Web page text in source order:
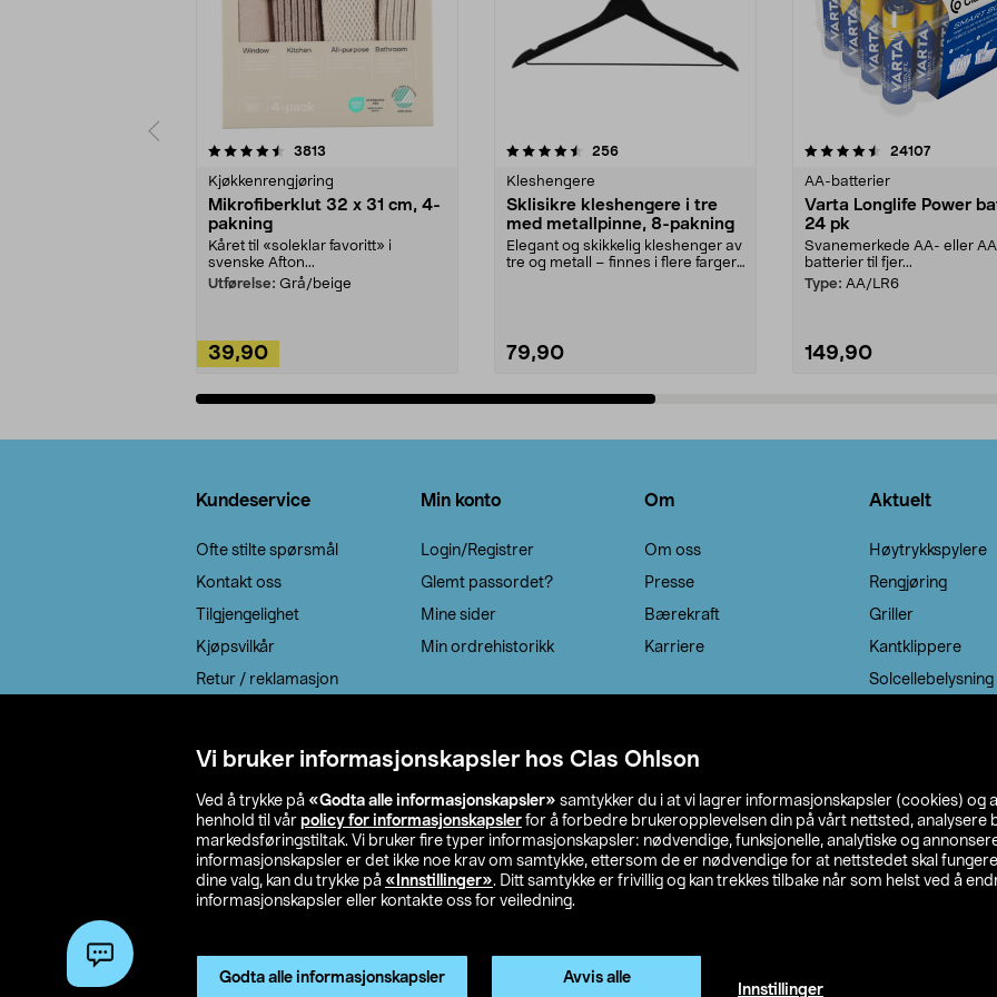
Vi bruker informasjonskapsler hos Clas Ohlson
Ved å trykke på «Godta alle informasjonskapsler» samtykker du i at vi lagrer informasjonskapsler (cookies) og
henhold til vår policy for informasjonskapsler for å forbedre brukeropplevelsen din på vårt nettsted, analysere
markedsføringstiltak. Vi bruker fire typer informasjonskapsler: nødvendige, funksjonelle, analytiske og
informasjonskapsler er det ikke noe krav om samtykke, ettersom de er nødvendige for at nettstedet skal
dine valg, kan du trykke på «Innstillinger». Ditt samtykke er frivillig og kan trekkes tilbake når som helst ved å
informasjonskapsler eller kontakte oss for veiledning.
Godta alle informasjonskapsler Avvis alle
Innstillinger
3813
Kjøkkenrengjøring
Mikrofiberklut 32 x 31 cm, 4-
pakning
Kåret til «soleklar favoritt» i
svenske Afton...
Utførelse: Grå/beige
39,90
4.5av 5 stjerner 256anmeldelser
Kleshengere
Sklisikre kleshengere i tre
med metallpinne, 8-pakning
Elegant og skikkelig kleshenger av
tre og metall – finnes i flere farger.
79,90
4.5av 5 stjerner 24107
AA-batterier
Varta Longlife Power
24 pk
Svanemerkede AA- eller
batterier til fjer...
Type: AA/LR6
149,90
4.5av 5 stjerner
Kundeservice
Ofte stilte spørsmål
Kontakt oss
Tilgjengelighet
Kjøpsvilkår
Retur / reklamasjon
Min konto
Login/Registrer
Glemt passordet?
Mine sider
Min ordrehistorikk
Om
Om oss
Presse
Bærekraft
Karriere
Aktuelt
Høytrykkspylere
Rengjøring
Griller
Kantklippere
Solcellebelysning